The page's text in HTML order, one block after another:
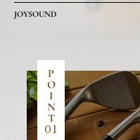
JOYSOUND
P
O
I
N
T
01